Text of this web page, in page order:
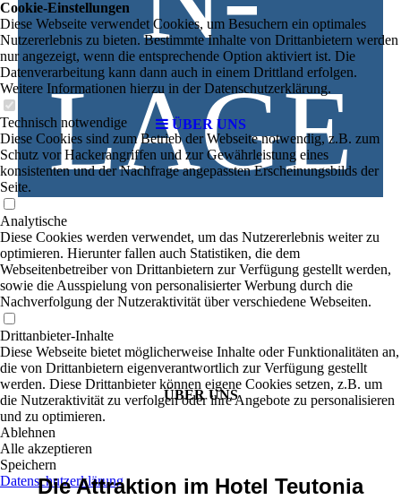
ÜBER UNS
LAGE
ÜBER UNS
Die Attraktion im Hotel Teutonia
Cookie-Einstellungen
Diese Webseite verwendet Cookies, um Besuchern ein optimales
Nutzererlebnis zu bieten. Bestimmte Inhalte von Drittanbietern werden
nur angezeigt, wenn die entsprechende Option aktiviert ist. Die
Datenverarbeitung kann dann auch in einem Drittland erfolgen.
Weitere Informationen hierzu in der Datenschutzerklärung.
Technisch notwendige
Diese Cookies sind zum Betrieb der Webseite notwendig, z.B. zum
Schutz vor Hackerangriffen und zur Gewährleistung eines
konsistenten und der Nachfrage angepassten Erscheinungsbilds der
Seite.
Analytische
Diese Cookies werden verwendet, um das Nutzererlebnis weiter zu
optimieren. Hierunter fallen auch Statistiken, die dem
Webseitenbetreiber von Drittanbietern zur Verfügung gestellt werden,
sowie die Ausspielung von personalisierter Werbung durch die
Nachverfolgung der Nutzeraktivität über verschiedene Webseiten.
Drittanbieter-Inhalte
Diese Webseite bietet möglicherweise Inhalte oder Funktionalitäten an,
die von Drittanbietern eigenverantwortlich zur Verfügung gestellt
werden. Diese Drittanbieter können eigene Cookies setzen, z.B. um
die Nutzeraktivität zu verfolgen oder ihre Angebote zu personalisieren
und zu optimieren.
Ablehnen
Alle akzeptieren
Speichern
Datenschutzerklärung